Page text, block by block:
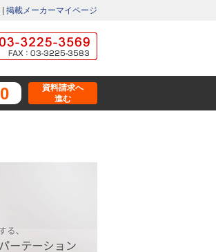
掲載メーカーマイページ
0
資料請求へ
進む